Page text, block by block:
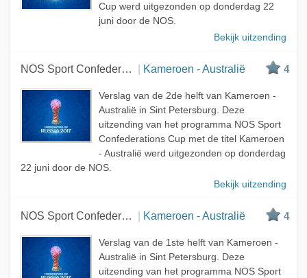
Cup werd uitgezonden op donderdag 22
juni door de NOS.
Bekijk uitzending
NOS Sport Confederations Cup Kameroen - Australië 4
Verslag van de 2de helft van Kameroen -
Australië in Sint Petersburg. Deze
uitzending van het programma NOS Sport
Confederations Cup met de titel Kameroen
- Australië werd uitgezonden op donderdag
22 juni door de NOS.
Bekijk uitzending
NOS Sport Confederations Cup Kameroen - Australië 4
Verslag van de 1ste helft van Kameroen -
Australië in Sint Petersburg. Deze
uitzending van het programma NOS Sport